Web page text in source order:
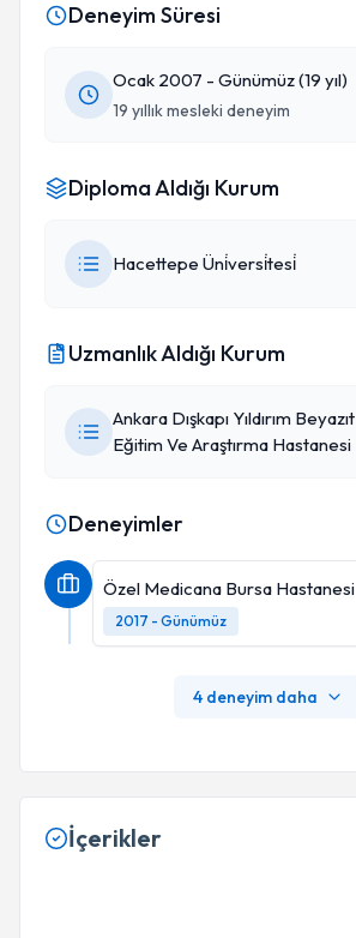
Deneyim Süresi
Ocak 2007 - Günümüz (19 yıl)
19 yıllık mesleki deneyim
Diploma Aldığı Kurum
Hacettepe Üni̇versi̇tesi̇
Uzmanlık Aldığı Kurum
Ankara Dışkapı Yıldırım Beyazıt
Eğitim Ve Araştırma Hastanesi
Deneyimler
Özel Medicana Bursa Hastanesi
2017 - Günümüz
4 deneyim daha
İçerikler